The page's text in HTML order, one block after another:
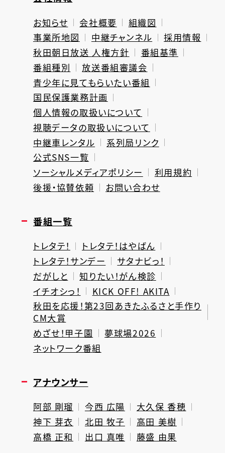
お知らせ 会社概要
組織図
事業所地図
中継チャンネル
採用情報
秋田朝日放送 人権方針
番組基準
番組種別
放送番組審議会
青少年に見てもらいたい番組
国民保護業務計画
個人情報の取扱いについて
視聴データの取扱いについて
中継車レンタル
系列局リンク
公式SNS一覧
ソーシャルメディアポリシー
利用規約
後援・協賛依頼
お問い合わせ
番組一覧
トレタテ！
トレタテ！はやばん
トレタテ！サンデー
サタナビっ！
だがしと
知りたい！がん検診
イチオシっ！
KICK OFF! AKITA
秋田を応援！第23回あきたふるさと手作り
CM大賞
めざせ！甲子園
夢球場2026
ネットワーク番組
アナウンサー
阿部 剛瑠 今西 広陽
大久保 香穂
神下 芽衣
北田 牧子
高田 美樹
高橋 正和
出口 真唯 藤盛 由果